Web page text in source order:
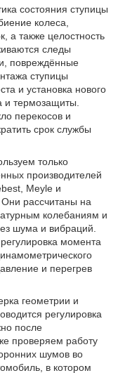
состояния ступицы
колеса,
а также целостность
следы
повреждённые
ступицы
и установка нового
и термозащиты.
перекосов и
срок службы
только
производителей
Meyle и
рассчитаны на
колебаниям и
шума и вибраций.
момента
и перегрев
геометрии и
регулировка
после
проверяем работу
шумов во
в котором